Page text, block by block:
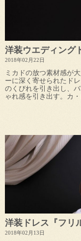
洋装ウエディング
2018年02月22日
ミカドの放つ素材感が
ーに深く寄せられたド
のくびれを引き出し、
ゃれ感を引き出す。カ
洋装ドレス『フリ
2018年02月13日